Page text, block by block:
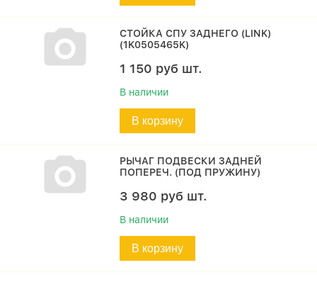
СТОЙКА СПУ ЗАДНЕГО (LINK)
(1K0505465K)
1 150 руб шт.
В наличии
В корзину
РЫЧАГ ПОДВЕСКИ ЗАДНЕЙ
ПОПЕРЕЧ. (ПОД ПРУЖИНУ)
3 980 руб шт.
В наличии
В корзину